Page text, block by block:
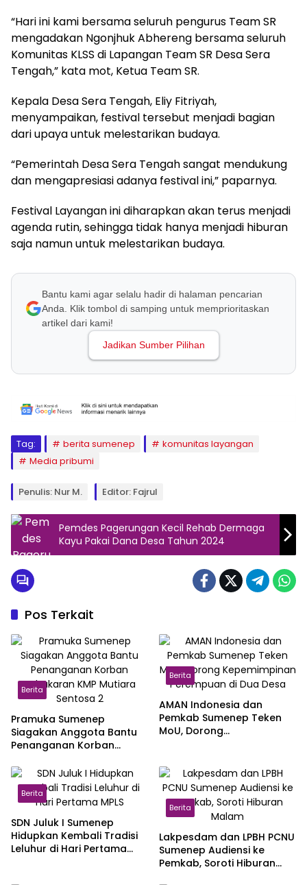
“Hari ini kami bersama seluruh pengurus Team SR
mengadakan Ngonjhuk Abhereng bersama seluruh
Komunitas KLSS di Lapangan Team SR Desa Sera
Tengah,” kata mot, Ketua Team SR.
Kepala Desa Sera Tengah, Eliy Fitriyah,
menyampaikan, festival tersebut menjadi bagian
dari upaya untuk melestarikan budaya.
“Pemerintah Desa Sera Tengah sangat mendukung
dan mengapresiasi adanya festival ini,” paparnya.
Festival Layangan ini diharapkan akan terus menjadi
agenda rutin, sehingga tidak hanya menjadi hiburan
saja namun untuk melestarikan budaya.
Bantu kami agar selalu hadir di halaman pencarian
Anda. Klik tombol di samping untuk memprioritaskan
artikel dari kami!
Jadikan Sumber Pilihan
Tag: berita sumenep
komunitas layangan
Media pribumi
Penulis: Nur M. Editor: Fajrul
Pemdes Pagerungan Kecil Rehab Dermaga
Kayu Pakai Dana Desa Tahun 2024
Pos Terkait
Berita
Pramuka Sumenep
Siagakan Anggota Bantu
Penanganan Korban
Sentosa 2
Berita
AMAN Indonesia dan
Pemkab Sumenep Teken
MoU, Dorong
Berita
SDN Juluk I Sumenep
Hidupkan Kembali Tradisi
Leluhur di Hari Pertama
Berita
Lakpesdam dan LPBH PCNU
Sumenep Audiensi ke
Pemkab, Soroti Hiburan